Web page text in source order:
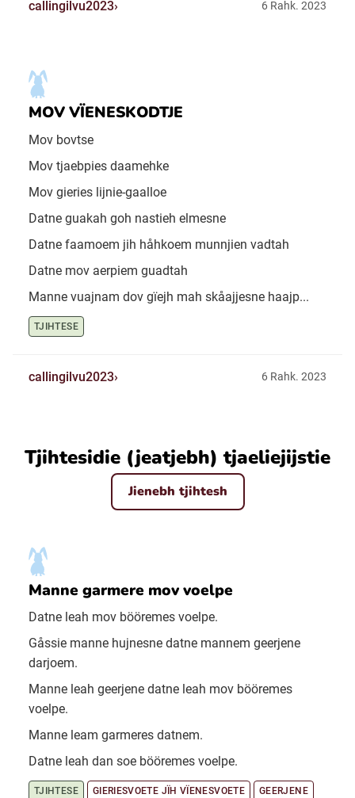
callingilvu2023 6 Rahk. 2023
MOV VÏENESKODTJE
Mov bovtse
Mov tjaebpies daamehke
Mov gieries lijnie-gaalloe
Datne guakah goh nastieh elmesne
Datne faamoem jih håhkoem munnjien vadtah
Datne mov aerpiem guadtah
Manne vuajnam dov gïejh mah skåajjesne haajp...
TJIHTESE
callingilvu2023 6 Rahk. 2023
Tjihtesidie (jeatjebh) tjaeliejijstie
Jienebh tjihtesh
Manne garmere mov voelpe
Datne leah mov bööremes voelpe.
Gåssie manne hujnesne datne mannem geerjene
darjoem.
Manne leah geerjene datne leah mov bööremes
voelpe.
Manne leam garmeres datnem.
Datne leah dan soe bööremes voelpe.
TJIHTESE GIERIESVOETE JÏH VÏENESVOETE GEERJENE